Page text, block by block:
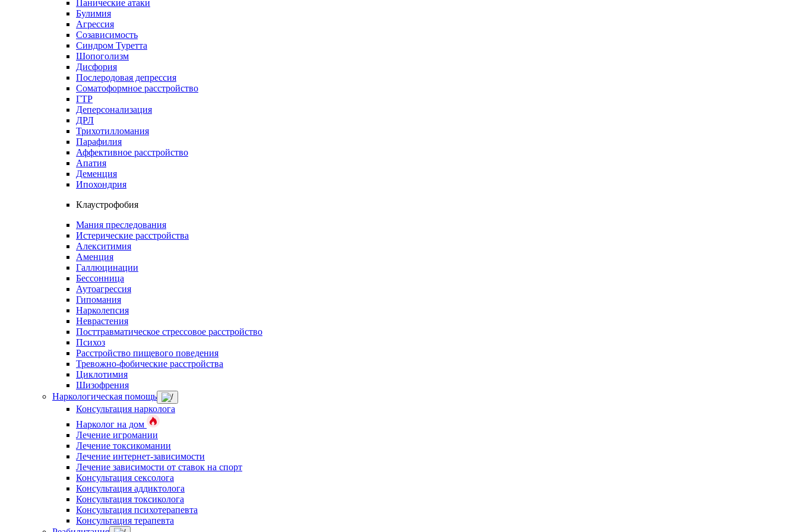
Панические атаки
Булимия
Агрессия
Созависимость
Синдром Туретта
Шопоголизм
Дисфория
Послеродовая депрессия
Соматоформное расстройство
ГТР
Деперсонализация
ДРЛ
Трихотилломания
Парафилия
Аффективное расстройство
Апатия
Деменция
Ипохондрия
Клаустрофобия
Мания преследования
Истерические расстройства
Алекситимия
Аменция
Галлюцинации
Бессонница
Аутоагрессия
Гипомания
Нарколепсия
Неврастения
Посттравматическое стрессовое расстройство
Психоз
Расстройство пищевого поведения
Тревожно-фобические расстройства
Циклотимия
Шизофрения
Наркологическая помощь
Консультация нарколога
Нарколог на дом
Лечение игромании
Лечение токсикомании
Лечение интернет-зависимости
Лечение зависимости от ставок на спорт
Консультация сексолога
Консультация аддиктолога
Консультация токсиколога
Консультация психотерапевта
Консультация терапевта